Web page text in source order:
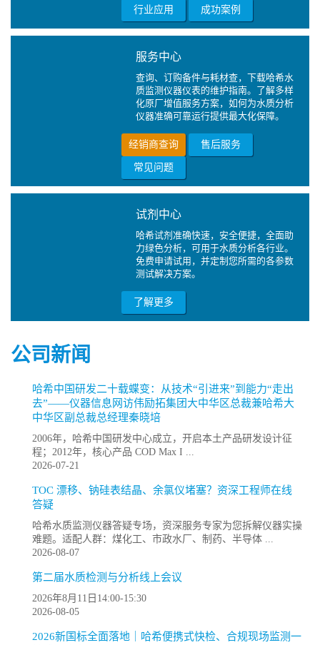
行业应用 成功案例
服务中心
查询、订购备件与耗材查，下载哈希水
质监测仪器仪表的维护指南。了解多样
化原厂增值服务方案，如何为水质分析
仪器准确可靠运行提供最大化保障。
经销商查询 售后服务
常见问题
试剂中心
哈希试剂准确快速，安全便捷，全面助
力绿色分析，可用于水质分析各行业。
免费申请试用，并定制您所需的各参数
测试解决方案。
了解更多
公司新闻
哈希中国研发二十载蝶变：从技术“引进来”到能力“走出
去”——仪器信息网访伟励拓集团大中华区总裁兼哈希大
中华区副总裁总经理秦晓培
2006年，哈希中国研发中心成立，开启本土产品研发设计征
程；2012年，核心产品 COD Max I ...
2026-07-21
TOC 漂移、钠硅表结晶、余氯仪堵塞？资深工程师在线
答疑
哈希水质监测仪器答疑专场，资深服务专家为您拆解仪器实操
难题。适配人群：煤化工、市政水厂、制药、半导体 ...
2026-08-07
第二届水质检测与分析线上会议
2026年8月11日14:00-15:30
2026-08-05
2026新国标全面落地｜哈希便携式快检、合规现场监测一